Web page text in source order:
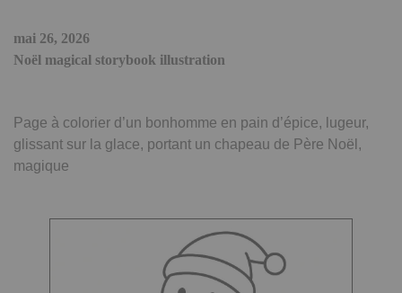
mai 26, 2026
Noël magical storybook illustration
Page à colorier d’un bonhomme en pain d’épice, lugeur,
glissant sur la glace, portant un chapeau de Père Noël,
magique